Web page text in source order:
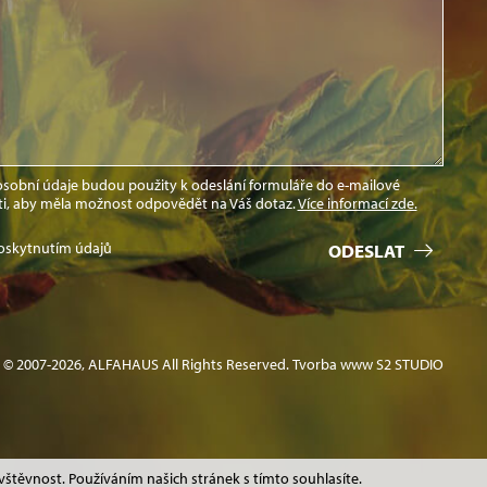
Používáním našich stránek s tímto souhlasíte.
údaje budou použity k odeslání formuláře do e-mailové
aby měla možnost odpovědět na Váš dotaz.Více informací zde.
údajů ODESLAT
© 2007-2026, ALFAHAUS All Rights Reserved.Tvorba www S2 STUDIO